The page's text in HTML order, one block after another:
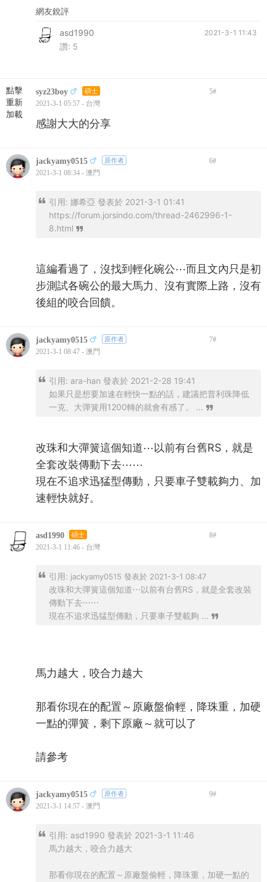
網友銳評
2021-3-1 11:43
asd1990
讚: 5
點擊
重新
加載
syz23boy 碩士 5#
2021-3-1 05:57 - 台灣
感謝大大的分享
jackyamy0515 原作者 6#
2021-3-1 08:34 - 澳門
引用: 娜希亞 發表於 2021-3-1 01:41
https://forum.jorsindo.com/thread-2462996-1-
8.html
這編看過了，沒找到輕化碗公⋯而且文內只是初
步測試各碗公的最大馬力、沒有實際上路，沒有
後組的咬合回饋。
jackyamy0515 原作者 7#
2021-3-1 08:47 - 澳門
引用: ara-han 發表於 2021-2-28 19:41
如果只是想要加速在輕快一點的話，建議把普利珠降低
一克、大彈簧用1200轉的就會有感了。 ...
改珠和大彈簧這個知道⋯以前有台舊RS，就是
全套改裝傳動下去⋯⋯
現在不追求迅猛型傳動，只要車子雙載夠力、加
速輕快就好。
asd1990 碩士 8#
2021-3-1 11:46 - 台灣
引用: jackyamy0515 發表於 2021-3-1 08:47
改珠和大彈簧這個知道⋯以前有台舊RS，就是全套改裝
傳動下去⋯⋯
現在不追求迅猛型傳動，只要車子雙載夠 ...
馬力越大，咬合力越大
那看你現在的配置～原廠盤偷輕，降珠重，加硬
一點的彈簧，剩下原廠～就可以了
請參考
jackyamy0515 原作者 9#
2021-3-1 14:57 - 澳門
引用: asd1990 發表於 2021-3-1 11:46
馬力越大，咬合力越大
那看你現在的配置～原廠盤偷輕，降珠重，加硬一點的